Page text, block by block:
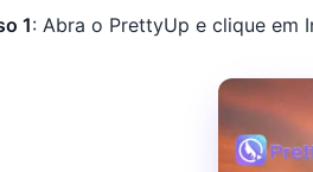
1: Abra o PrettyUp e clique em